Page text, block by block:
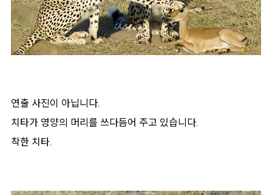
연출 사진이 아닙니다.
치타가 영양의 머리를 쓰다듬어 주고 있습니다.
착한 치타.